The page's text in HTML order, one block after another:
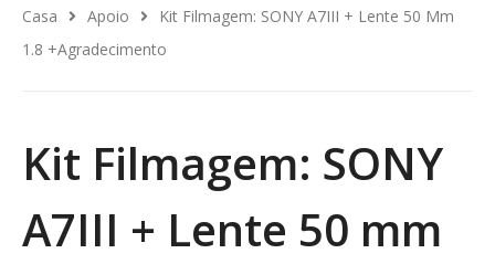
Casa Apoio
Kit Filmagem: SONY A7III + Lente 50 Mm
1.8 +agradecimento
Kit Filmagem: SONY
A7III + Lente 50 mm